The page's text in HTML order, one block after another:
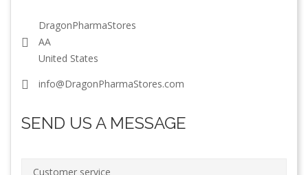
DragonPharmaStores
AA
United States
info@DragonPharmaStores.com
SEND US A MESSAGE